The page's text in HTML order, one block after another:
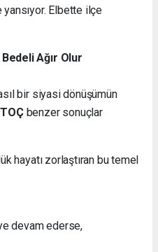
yansıyor. Elbette ilçe
Ağır Olur
bir siyasi dönüşümün
TOÇbenzer sonuçlar
hayatı zorlaştıran bu temel
devam ederse,